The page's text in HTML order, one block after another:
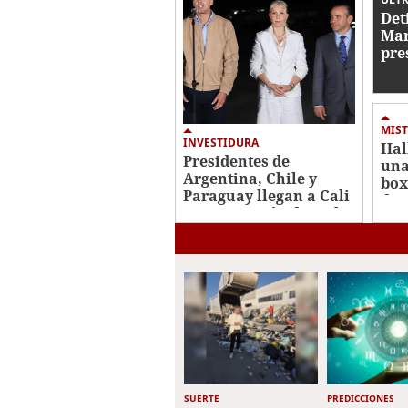
INVESTIDURA
Presidentes de
Argentina, Chile y
Paraguay llegan a Cali
para posesión de De la
de
SUERTE PREDICCIONES